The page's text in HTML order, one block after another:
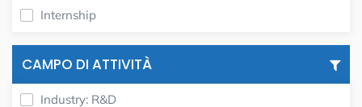
Internship
CAMPO DI ATTIVITÀ
Industry: R&D